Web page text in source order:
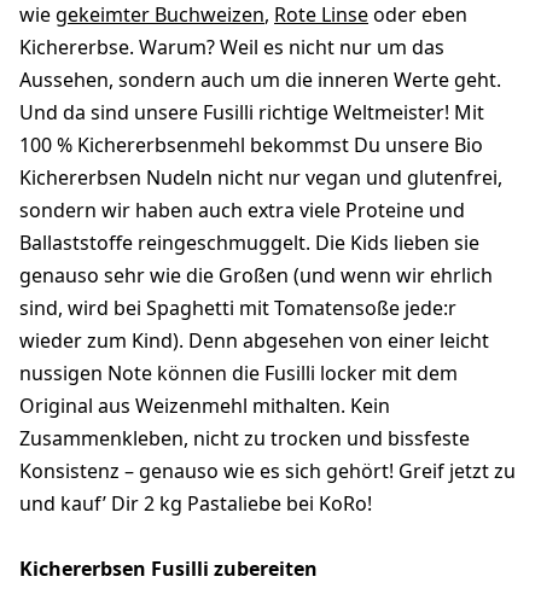
wiegekeimter Buchweizen, Rote Linseoder eben
Kichererbse. Warum? Weil es nicht nur um das
Aussehen, sondern auch um die inneren Werte geht.
Und da sind unsere Fusilli richtige Weltmeister! Mit
100 % Kichererbsenmehl bekommst Du unsere Bio
Kichererbsen Nudeln nicht nur vegan und glutenfrei,
sondern wir haben auch extra viele Proteine und
Ballaststoffe reingeschmuggelt. Die Kids lieben sie
genauso sehr wie die Großen (und wenn wir ehrlich
sind, wird bei Spaghetti mit Tomatensoße jede:r
wieder zum Kind). Denn abgesehen von einer leicht
nussigen Note können die Fusilli locker mit dem
Original aus Weizenmehl mithalten. Kein
Zusammenkleben, nicht zu trocken und bissfeste
Konsistenz – genauso wie es sich gehört! Greif jetzt zu
und kauf’ Dir 2 kg Pastaliebe bei KoRo!
Kichererbsen Fusilli zubereiten